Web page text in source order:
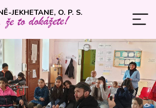
JEKHETANE, O. P. S.